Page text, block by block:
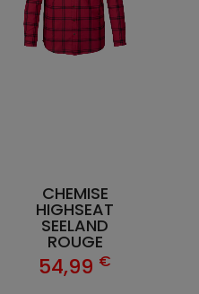
CHEMISE
HIGHSEAT
SEELAND
ROUGE
54,99 €